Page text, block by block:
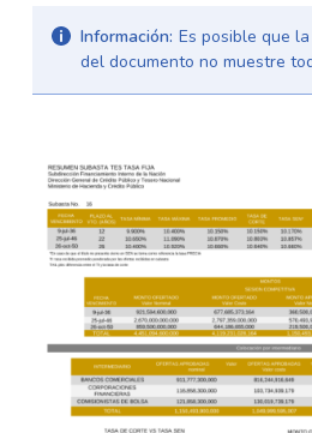
Información: Es posible que
del documento no muestre